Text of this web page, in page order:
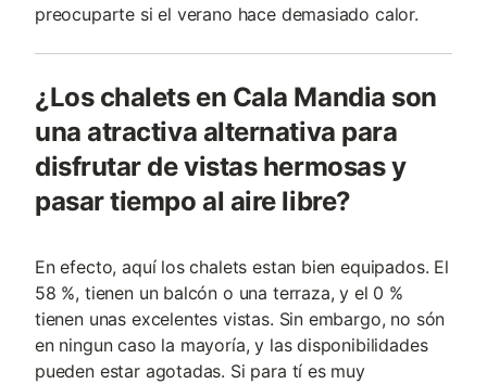
preocuparte si el verano hace demasiado calor.
¿Los chalets en Cala Mandia son
una atractiva alternativa para
disfrutar de vistas hermosas y
pasar tiempo al aire libre?
En efecto, aquí los chalets estan bien equipados. El
58 %, tienen un balcón o una terraza, y el 0 %
tienen unas excelentes vistas. Sin embargo, no són
en ningun caso la mayoría, y las disponibilidades
pueden estar agotadas. Si para tí es muy